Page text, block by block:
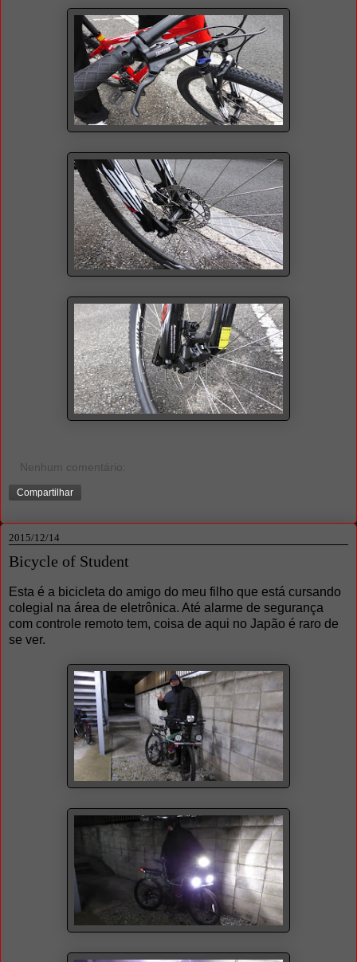
Nenhum comentário:
Compartilhar
2015/12/14
Bicycle of Student
Esta é a bicicleta do amigo do meu filho que está cursando
colegial na área de eletrônica. Até alarme de segurança
com controle remoto tem, coisa de aqui no Japão é raro de
se ver.